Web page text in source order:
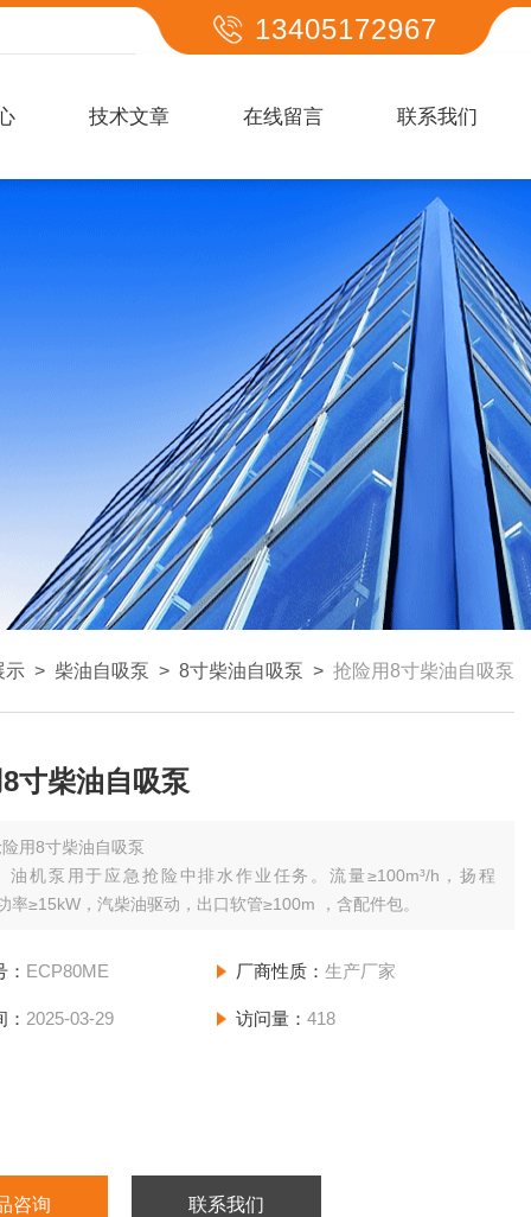
13405172967
技术文章 在线留言 联系我们
示 > 柴油自吸泵 > 8寸柴油自吸泵 > 抢险用8寸柴油自吸泵
寸柴油自吸泵
用8寸柴油自吸泵
油机泵用于应急抢险中排水作业任务。流量≥100m³/h，扬程
率≥15kW，汽柴油驱动，出口软管≥100m ，含配件包。
ECP80ME 厂商性质： 生产厂家
2025-03-29 访问量： 418
咨询 联系我们